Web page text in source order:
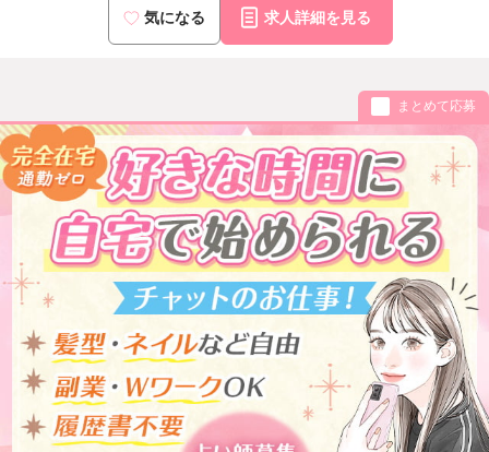
気になる 求人詳細を見る
まとめて応募